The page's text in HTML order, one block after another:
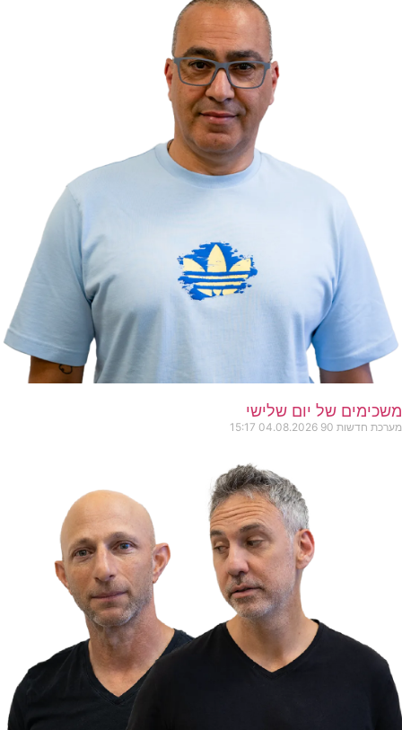
משכימים של יום שלישי
מערכת חדשות 90 04.08.2026
15:17